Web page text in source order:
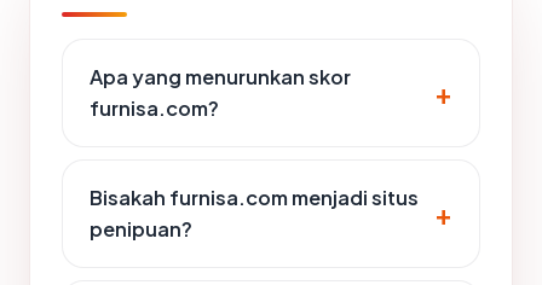
Apa yang menurunkan skor
furnisa.com?
Bisakah furnisa.com menjadi situs
penipuan?